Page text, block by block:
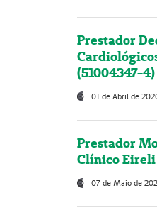
Prestador
(51004347-4)
01 de Abril de
Prestador
Clínico Eireli
07 de Maio de